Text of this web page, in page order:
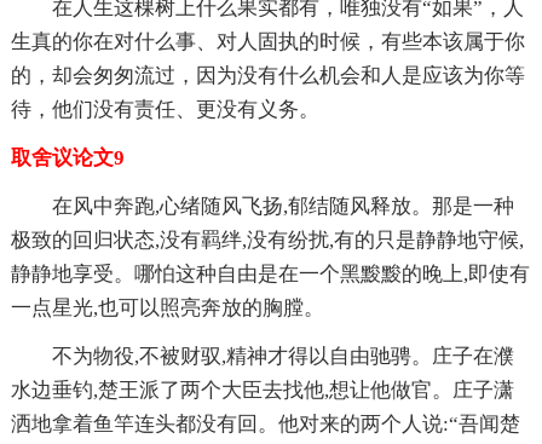
在人生这棵树上什么果实都有，唯独没有“如果”，人
生真的你在对什么事、对人固执的时候，有些本该属于你
的，却会匆匆流过，因为没有什么机会和人是应该为你等
待，他们没有责任、更没有义务。
取舍议论文9
在风中奔跑,心绪随风飞扬,郁结随风释放。那是一种
极致的回归状态,没有羁绊,没有纷扰,有的只是静静地守候,
静静地享受。哪怕这种自由是在一个黑黢黢的晚上,即使有
一点星光,也可以照亮奔放的胸膛。
不为物役,不被财驭,精神才得以自由驰骋。庄子在濮
水边垂钓,楚王派了两个大臣去找他,想让他做官。庄子潇
洒地拿着鱼竿连头都没有回。他对来的两个人说:“吾闻楚